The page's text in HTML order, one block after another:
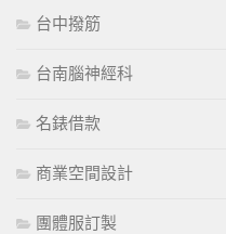
台中撥筋
台南腦神經科
名錶借款
商業空間設計
團體服訂製